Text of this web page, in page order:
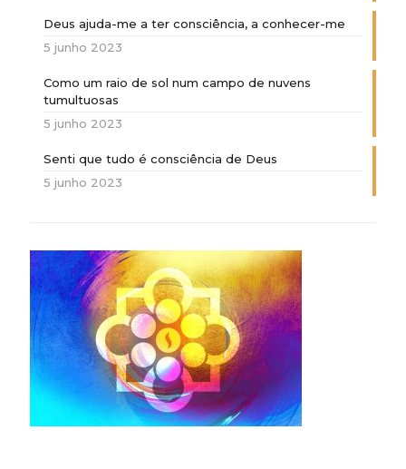
Deus ajuda-me a ter consciência, a conhecer-me
5 junho 2023
Como um raio de sol num campo de nuvens
tumultuosas
5 junho 2023
Senti que tudo é consciência de Deus
5 junho 2023